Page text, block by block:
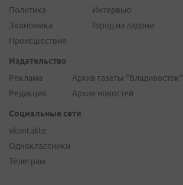
Политика
Экономика
Происшествия
Интервью
Город на ладони
Издательство
Реклама
Редакция
Архив газеты "Владивосток"
Архив новостей
Социальные сети
vkontakte
Одноклассники
Телеграм